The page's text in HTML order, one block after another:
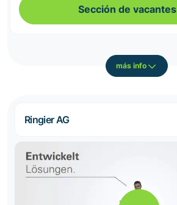
Sección de vacantes
más info
Ringier AG